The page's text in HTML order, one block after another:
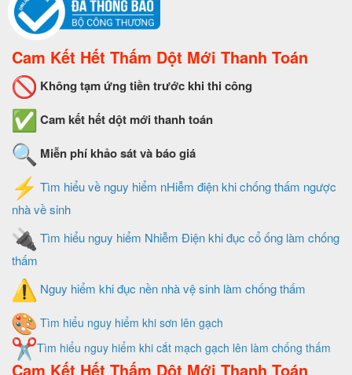
Cam Kết Hết Thấm Dột Mới Thanh Toán
Không tạm ứng tiền trước khi thi công
Cam kết hết dột mới thanh toán
Miễn phí khảo sát và báo giá
Tìm hiểu về nguy hiểm nHiễm điện khi chống thấm ngược
nhà về sinh
Tìm hiểu nguy hiểm Nhiễm Điện khi đục cổ ống làm chống
thấm
Nguy hiểm khi đục nền nhà vệ sinh làm chống thấm
Tìm hiểu nguy hiểm khi sơn lên gạch
Tìm hiểu nguy hiểm khi cắt mạch gạch lên làm chống thấm
Cam Kết Hết Thấm Dột Mới Thanh Toán